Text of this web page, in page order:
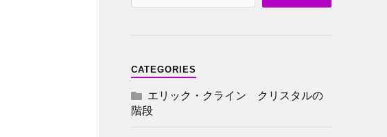
CATEGORIES
エリック・クライン クリスタルの
階段